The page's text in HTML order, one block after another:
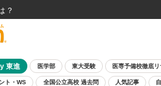
東進 医学部 東大受験 医専予備校徹底
ト・WS 全国公立高校 過去問 人気記事